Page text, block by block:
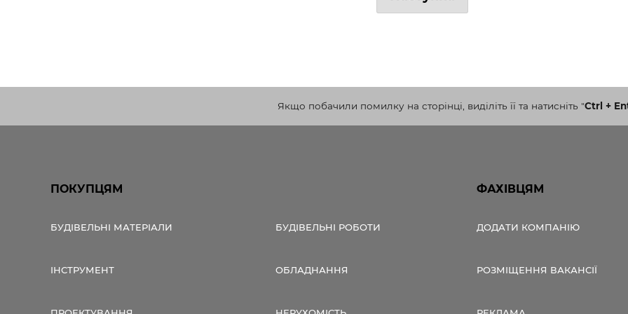
Якщо побачили помилку на сторінці, виділіть її та натисніть "Ctrl +
ПОКУПЦЯМ
БУДІВЕЛЬНІ МАТЕРІАЛИ БУДІВЕЛЬНІ РОБОТИ
ІНСТРУМЕНТ ОБЛАДНАННЯ
ФАХІВЦЯМ
ДОДАТИ КОМПАНІЮ
РОЗМІЩЕННЯ ВАКАНСІЇ